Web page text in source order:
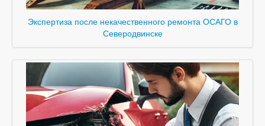
Экспертиза после некачественного ремонта ОСАГО в
Северодвинске